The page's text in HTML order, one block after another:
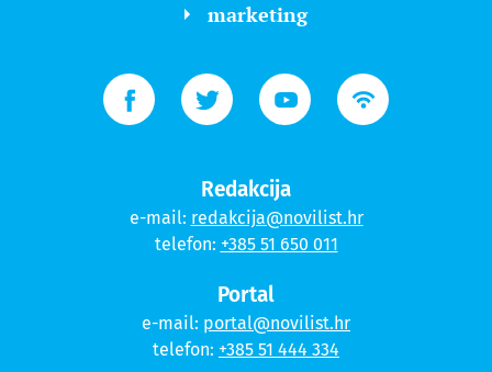
marketing
Redakcija
e-mail: redakcija@novilist.hr
telefon: +385 51 650 011
Portal
e-mail: portal@novilist.hr
telefon: +385 51 444 334